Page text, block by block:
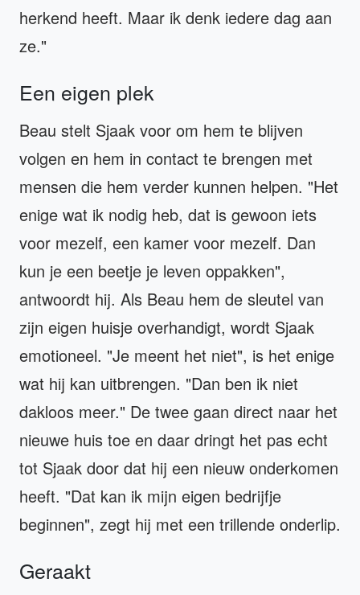
herkend heeft. Maar ik denk iedere dag aan
ze."
Een eigen plek
Beau stelt Sjaak voor om hem te blijven
volgen en hem in contact te brengen met
mensen die hem verder kunnen helpen. "Het
enige wat ik nodig heb, dat is gewoon iets
voor mezelf, een kamer voor mezelf. Dan
kun je een beetje je leven oppakken",
antwoordt hij. Als Beau hem de sleutel van
zijn eigen huisje overhandigt, wordt Sjaak
emotioneel. "Je meent het niet", is het enige
wat hij kan uitbrengen. "Dan ben ik niet
dakloos meer." De twee gaan direct naar het
nieuwe huis toe en daar dringt het pas echt
tot Sjaak door dat hij een nieuw onderkomen
heeft. "Dat kan ik mijn eigen bedrijfje
beginnen", zegt hij met een trillende onderlip.
Geraakt